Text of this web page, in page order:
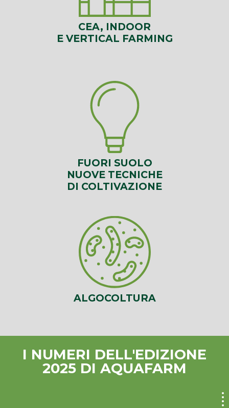
CEA, INDOOR
E VERTICAL FARMING
FUORI SUOLO
NUOVE TECNICHE
DI COLTIVAZIONE
ALGOCOLTURA
I NUMERI DELL'EDIZIONE
2025 DI AQUAFARM